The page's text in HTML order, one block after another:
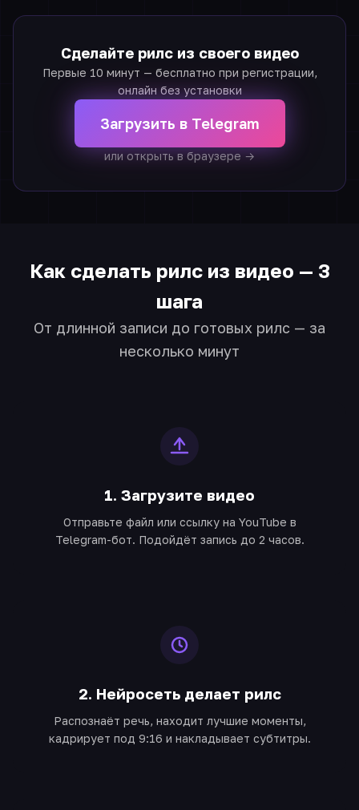
Сделайте рилс из своего видео
Первые 10 минут — бесплатно при регистрации,
онлайн без установки
Загрузить в Telegram
или открыть в браузере →
Как сделать рилс из видео — 3
шага
От длинной записи до готовых рилс — за
несколько минут
1. Загрузите видео
Отправьте файл или ссылку на YouTube в
Telegram-бот. Подойдёт запись до 2 часов.
2. Нейросеть делает рилс
Распознаёт речь, находит лучшие моменты,
кадрирует под 9:16 и накладывает субтитры.